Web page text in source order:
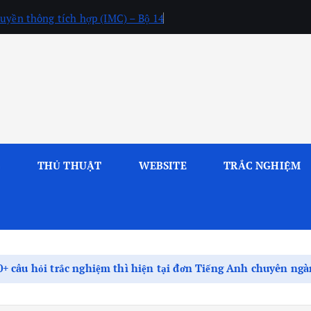
thông tích hợp (IMC) – Bộ 14
THỦ THUẬT WEBSITE TRẮC NGHIỆM
câu hỏi trắc nghiệm thì hiện tại đơn Tiếng Anh chuyên